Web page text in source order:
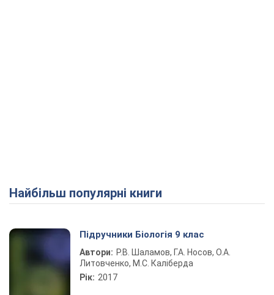
Найбільш популярні книги
Підручники Біологія 9 клас
Автори: Р.В. Шаламов, Г.А. Носов, О.А.
Литовченко, М.С. Каліберда
Рік: 2017